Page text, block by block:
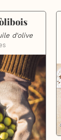
d'olive